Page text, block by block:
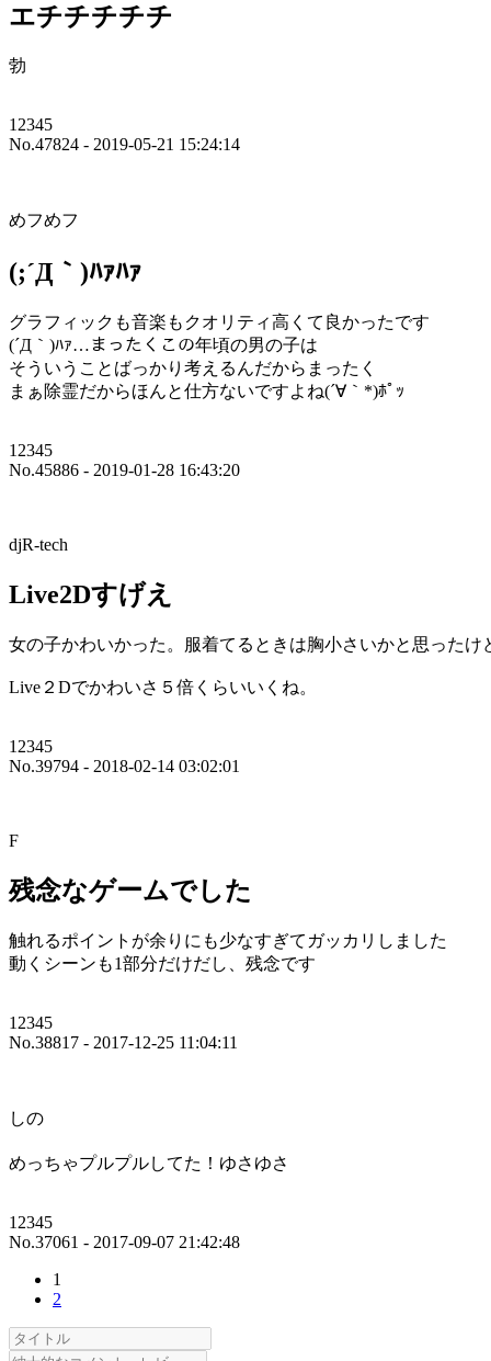
エチチチチチ
勃
12345
No.47824 - 2019-05-21 15:24:14
めフめフ
(;´Д｀)ﾊｧﾊｧ
グラフィックも音楽もクオリティ高くて良かったです
(´Д｀)ﾊｧ…まったくこの年頃の男の子は
そういうことばっかり考えるんだからまったく
まぁ除霊だからほんと仕方ないですよね(´∀｀*)ﾎﾟｯ
12345
No.45886 - 2019-01-28 16:43:20
djR-tech
Live2Dすげえ
女の子かわいかった。服着てるときは胸小さいかと思ったけ
Live２Dでかわいさ５倍くらいいくね。
12345
No.39794 - 2018-02-14 03:02:01
F
残念なゲームでした
触れるポイントが余りにも少なすぎてガッカリしました
動くシーンも1部分だけだし、残念です
12345
No.38817 - 2017-12-25 11:04:11
しの
めっちゃプルプルしてた！ゆさゆさ
12345
No.37061 - 2017-09-07 21:42:48
1
2